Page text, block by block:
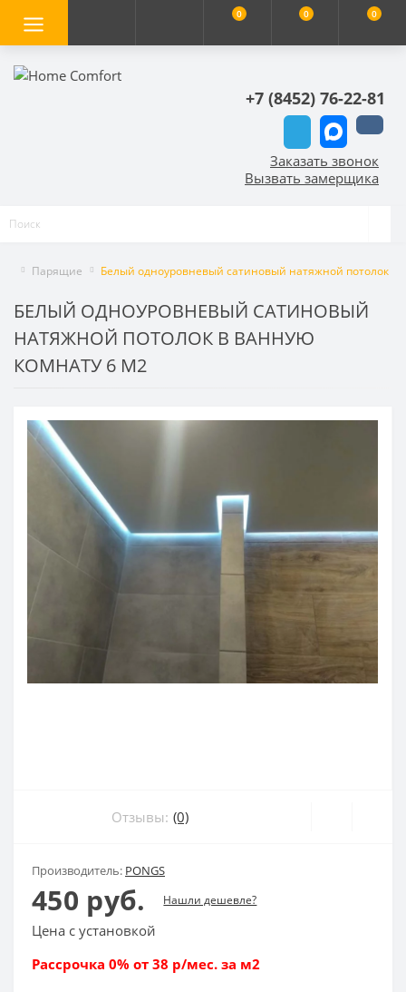
0 0 0
+7 (8452) 76-22-81
Заказать звонок
Вызвать замерщика
Парящие Белый одноуровневый сатиновый натяжной потолок в
БЕЛЫЙ ОДНОУРОВНЕВЫЙ САТИНОВЫЙ
НАТЯЖНОЙ ПОТОЛОК В ВАННУЮ
КОМНАТУ 6 М2
Отзывы: (0)
Производитель: PONGS
450 руб. Нашли дешевле?
Цена с установкой
Рассрочка 0% от 38 р/мес. за м2